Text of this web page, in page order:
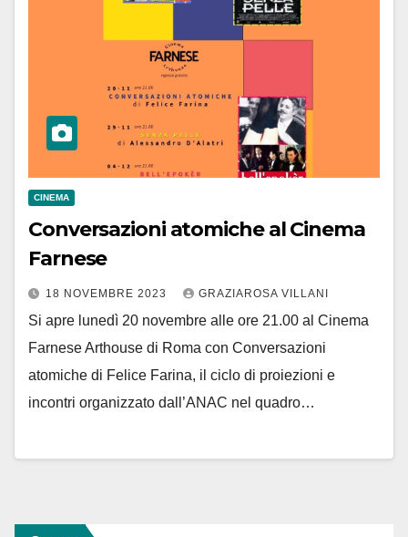
CINEMA
Conversazioni atomiche al Cinema
Farnese
18 NOVEMBRE 2023 GRAZIAROSA VILLANI
Si apre lunedì 20 novembre alle ore 21.00 al Cinema
Farnese Arthouse di Roma con Conversazioni
atomiche di Felice Farina, il ciclo di proiezioni e
incontri organizzato dall’ANAC nel quadro…